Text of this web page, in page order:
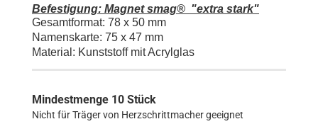
Befestigung: Magnet smag® "extra stark"
Gesamtformat: 78 x 50 mm
Namenskarte: 75 x 47 mm
Material: Kunststoff mit Acrylglas
Mindestmenge 10 Stück
Nicht für Träger von Herzschrittmacher geeignet